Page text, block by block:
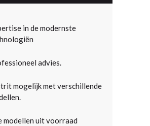
in de modernste
advies.
mogelijk met verschillende
modellen uit voorraad